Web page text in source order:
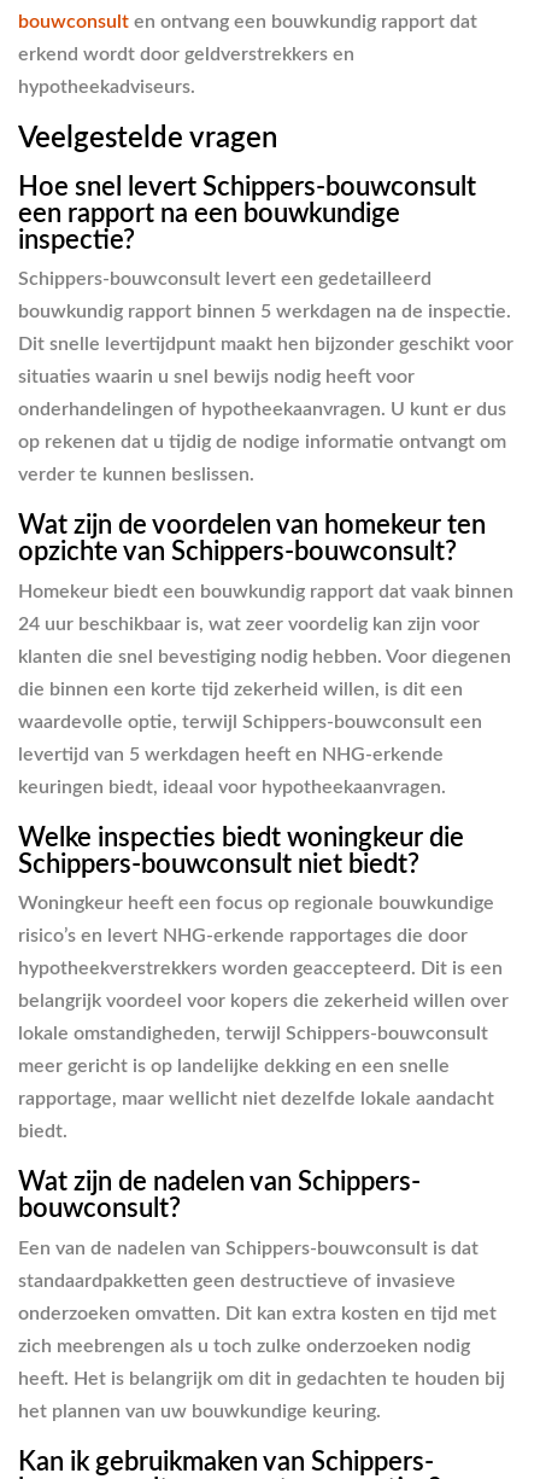
bouwconsult en ontvang een bouwkundig rapport dat
erkend wordt door geldverstrekkers en
hypotheekadviseurs.
Veelgestelde vragen
Hoe snel levert Schippers-bouwconsult
een rapport na een bouwkundige
inspectie?
Schippers-bouwconsult levert een gedetailleerd
bouwkundig rapport binnen 5 werkdagen na de inspectie.
Dit snelle levertijdpunt maakt hen bijzonder geschikt voor
situaties waarin u snel bewijs nodig heeft voor
onderhandelingen of hypotheekaanvragen. U kunt er dus
op rekenen dat u tijdig de nodige informatie ontvangt om
verder te kunnen beslissen.
Wat zijn de voordelen van homekeur ten
opzichte van Schippers-bouwconsult?
Homekeur biedt een bouwkundig rapport dat vaak binnen
24 uur beschikbaar is, wat zeer voordelig kan zijn voor
klanten die snel bevestiging nodig hebben. Voor diegenen
die binnen een korte tijd zekerheid willen, is dit een
waardevolle optie, terwijl Schippers-bouwconsult een
levertijd van 5 werkdagen heeft en NHG-erkende
keuringen biedt, ideaal voor hypotheekaanvragen.
Welke inspecties biedt woningkeur die
Schippers-bouwconsult niet biedt?
Woningkeur heeft een focus op regionale bouwkundige
risico’s en levert NHG-erkende rapportages die door
hypotheekverstrekkers worden geaccepteerd. Dit is een
belangrijk voordeel voor kopers die zekerheid willen over
lokale omstandigheden, terwijl Schippers-bouwconsult
meer gericht is op landelijke dekking en een snelle
rapportage, maar wellicht niet dezelfde lokale aandacht
biedt.
Wat zijn de nadelen van Schippers-
bouwconsult?
Een van de nadelen van Schippers-bouwconsult is dat
standaardpakketten geen destructieve of invasieve
onderzoeken omvatten. Dit kan extra kosten en tijd met
zich meebrengen als u toch zulke onderzoeken nodig
heeft. Het is belangrijk om dit in gedachten te houden bij
het plannen van uw bouwkundige keuring.
Kan ik gebruikmaken van Schippers-